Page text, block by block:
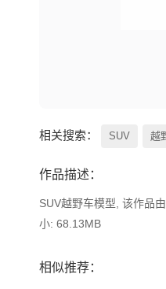
相关搜索： SUV 越
作品描述：
SUV越野车模型, 该作品
小: 68.13MB
相似推荐：